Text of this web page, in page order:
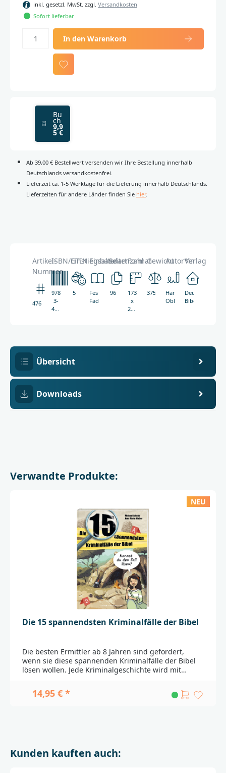
inkl. gesetzl. MwSt. zzgl. Versandkosten
Sofort lieferbar
In den Warenkorb
Bu
ch
9,9
5 €
Ab 39,00 € Bestellwert versenden wir Ihre Bestellung innerhalb
Deutschlands versandkostenfrei.
Lieferzeit ca. 1-5 Werktage für die Lieferung innerhalb Deutschlands.
Lieferzeiten für andere Länder finden Sie hier.
Artikel-
Nummer
4767
ISBN/GTIN
978-
3-
438-
Einstiegsalter
5
Einbandart
Festeinband,
Fadenheftung
Seitenzahl
96
Format
173
x
247
Gewicht
375g
Autor*in
Hannah
Oblau
Verlag
Deutsche
Übersicht
Downloads
Verwandte Produkte:
NEU
Die 15 spannendsten Kriminalfälle der Bibel
Die besten Ermittler ab 8 Jahren sind gefordert,
wenn sie diese spannenden Kriminalfälle der Bibel
lösen wollen. Jede Kriminalgeschichte wird mit
Tathergänge rekonstruiert, Rätsel gelöst, Zeugen
befragt und Indizien entschlüsselt werden
und kommen gemeinsam mit Zaka, der
14,95 € *
Kunden kauften auch: